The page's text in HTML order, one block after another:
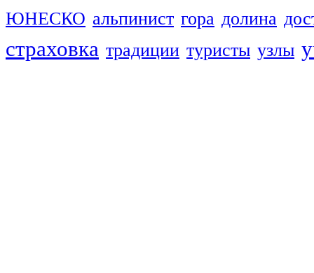
ЮНЕСКО альпинист гора долина
страховка традиции туристы узлы